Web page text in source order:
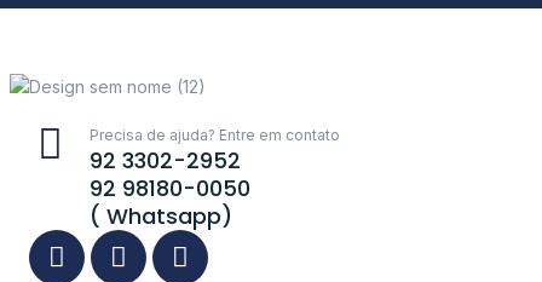
Precisa de ajuda? Entre em contato
92 3302-2952
92 98180-0050
( Whatsapp)